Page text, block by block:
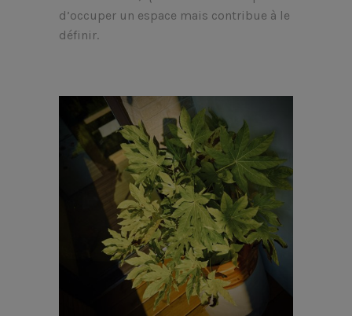
d’occuper un espace mais contribue à le
définir.